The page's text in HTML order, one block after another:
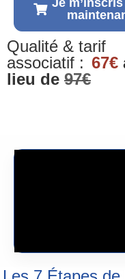
Je
Qualité & tarif
associatif : 67€
lieu de 97€